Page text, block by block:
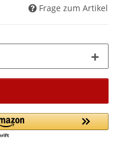
Frage zum Artikel